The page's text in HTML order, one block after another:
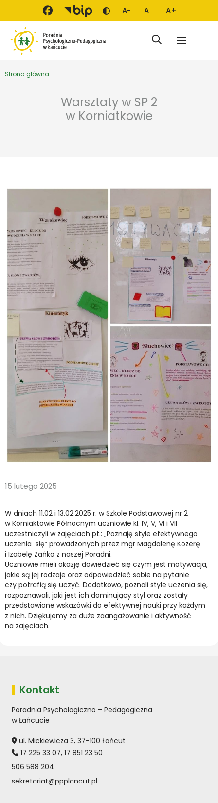
Przejdź do treści
Zmień kontrast
A-
Mniejsza czcionka
A
Domyślna czcionka
A+
Większa
Menu
Strona główna
Warsztaty w SP 2
w Korniatkowie
15 lutego 2025
W dniach 11.02 i 13.02.2025 r. w Szkole Podstawowej nr 2
w Korniaktowie Północnym uczniowie kl. IV, V, VI i VII
uczestniczyli w zajęciach pt.: „Poznaję style efektywnego
uczenia się” prowadzonych przez mgr Magdalenę Kozerę
i Izabelę Zańko z naszej Poradni.
Uczniowie mieli okazję dowiedzieć się czym jest motywacja,
jakie są jej rodzaje oraz odpowiedzieć sobie na pytanie
czy potrafią się uczyć. Dodatkowo, poznali style uczenia się,
rozpoznawali, jaki jest ich dominujący styl oraz zostały
przedstawione wskazówki do efektywnej nauki przy każdym
z nich. Dziękujemy za duże zaangażowanie i aktywność
na zajęciach.
Kontakt
Poradnia Psychologiczno – Pedagogiczna
w Łańcucie
ul. Mickiewicza 3, 37-100 Łańcut
17 225 33 07, 17 851 23 50
506 588 204
sekretariat@ppplancut.pl